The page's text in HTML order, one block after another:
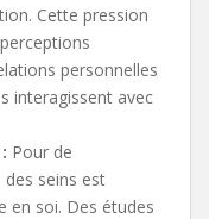
Cette pression
personnelles
interagissent avec
Pour de
seins est
en soi. Des études